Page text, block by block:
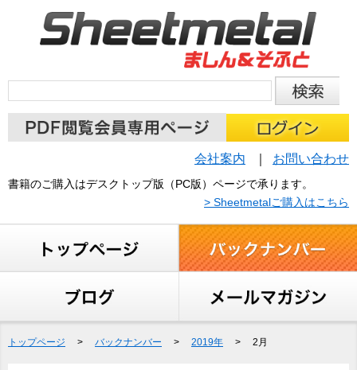
会社案内 お問い合わせ
書籍のご購入はデスクトップ版（PC版）ページで承ります。
> Sheetmetalご購入はこちら
トップページ > バックナンバー > 2019年 > 2月